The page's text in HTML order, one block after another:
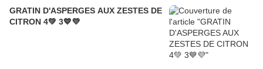
GRATIN D'ASPERGES AUX ZESTES DE
CITRON 4💚 3💙💜